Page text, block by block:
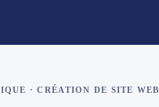
· CRÉATION DE SITE WEB